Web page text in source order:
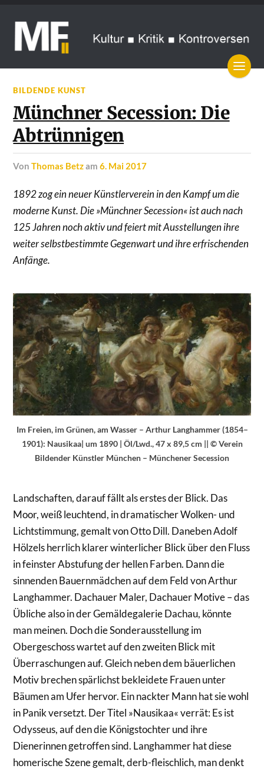
BILDENDE KUNST
Münchner Secession: Die
Abtrünnigen
vonThomas Betzam6. Mai 2017
1892 zog ein neuer Künstlerverein in den Kampf um die
moderne Kunst. Die »Münchner Secession« ist auch nach
125 Jahren noch aktiv und feiert mit Ausstellungen ihre
weiter selbstbestimmte Gegenwart und ihre erfrischenden
Anfänge.
Im Freien, im Grünen, am Wasser – Arthur Langhammer (1854–
1901): Nausikaa| um 1890 | Öl/Lwd., 47 x 89,5 cm || © Verein
Bildender Künstler München – Münchener Secession
Landschaften, darauf fällt als erstes der Blick. Das
Moor, weiß leuchtend, in dramatischer Wolken- und
Lichtstimmung, gemalt von Otto Dill. Daneben Adolf
Hölzels herrlich klarer winterlicher Blick über den Fluss
in feinster Abstufung der hellen Farben. Dann die
sinnenden Bauernmädchen auf dem Feld von Arthur
Langhammer. Dachauer Maler, Dachauer Motive – das
Übliche also in der Gemäldegalerie Dachau, könnte
man meinen. Doch die Sonderausstellung im
Obergeschoss wartet auf den zweiten Blick mit
Überraschungen auf. Gleich neben dem bäuerlichen
Motiv brechen spärlichst bekleidete Frauen unter
Bäumen am Ufer hervor. Ein nackter Mann hat sie wohl
in Panik versetzt. Der Titel »Nausikaa« verrät: Es ist
Odysseus, auf den die Königstochter und ihre
Dienerinnen getroffen sind. Langhammer hat diese
homerische Szene gemalt, derb-fleischlich, man denkt